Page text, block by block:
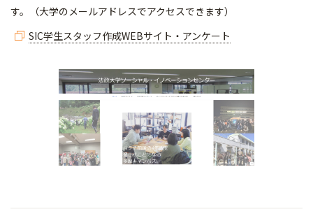
す。（大学のメールアドレスでアクセスできます）
SIC学生スタッフ作成WEBサイト・アンケート